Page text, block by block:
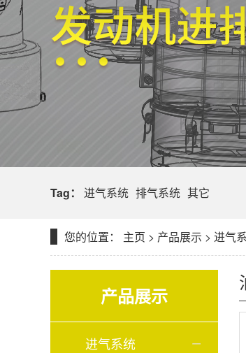
Tag： 进气系统 排气系统 其它
您的位置： 主页 > 产品展示 > 进气
产品展示
进气系统